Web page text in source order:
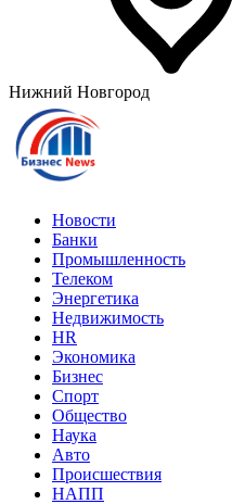
Нижний Новгород
Новости
Банки
Промышленность
Телеком
Энергетика
Недвижимость
HR
Экономика
Бизнес
Спорт
Общество
Наука
Авто
Происшествия
НАПП